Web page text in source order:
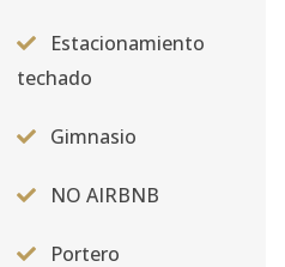
Estacionamiento
techado
Gimnasio
NO AIRBNB
Portero